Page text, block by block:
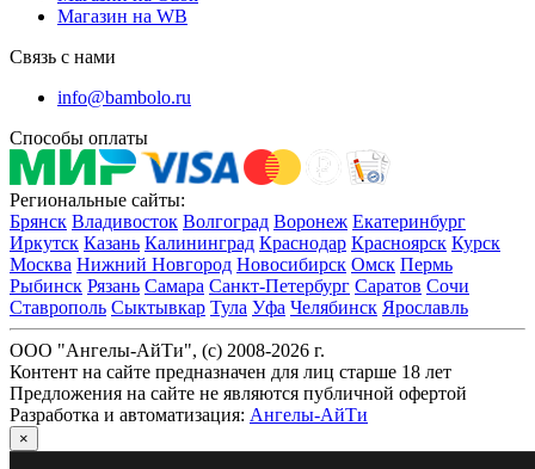
Магазин на WB
Связь с нами
info@bambolo.ru
Способы оплаты
Региональные сайты:
Брянск Владивосток Волгоград Воронеж Екатеринбург
Иркутск Казань Калининград Краснодар Красноярск Курск
Москва Нижний Новгород Новосибирск Омск Пермь
Рыбинск Рязань Самара Санкт-Петербург Саратов Сочи
Ставрополь Сыктывкар Тула Уфа Челябинск Ярославль
ООО "Ангелы-АйТи", (c) 2008-2026 г.
Контент на сайте предназначен для лиц старше 18 лет
Предложения на сайте не являются публичной офертой
Разработка и автоматизация: Ангелы-АйТи
×